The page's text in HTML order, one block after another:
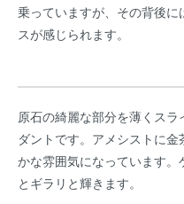
乗っていますが、その背後
スが感じられます。
原石の綺麗な部分を薄くス
ダントです。アメシストに
かな雰囲気になっています
とギラリと輝きます。